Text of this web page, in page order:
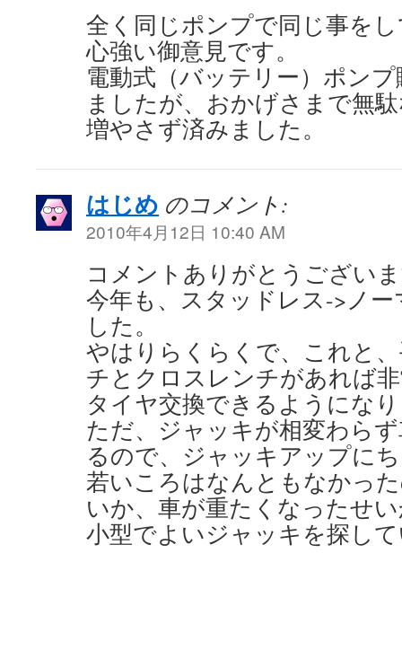
全く同じポンプで同じ事を
心強い御意見です。
電動式（バッテリー）ポン
ましたが、おかげさまで無
増やさず済みました。
はじめ のコメント:
2010年4月12日 10:40 AM
コメントありがとうござい
今年も、スタッドレス->ノ
した。
やはりらくらくで、これと
チとクロスレンチがあれば
タイヤ交換できるようにな
ただ、ジャッキが相変わら
るので、ジャッキアップに
若いころはなんともなかっ
いか、車が重たくなったせ
小型でよいジャッキを探し